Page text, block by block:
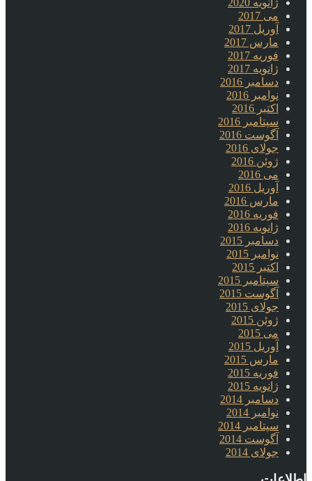
ژانویه 2020
می 2017
آوریل 2017
مارس 2017
فوریه 2017
ژانویه 2017
دسامبر 2016
نوامبر 2016
اکتبر 2016
سپتامبر 2016
آگوست 2016
جولای 2016
ژوئن 2016
می 2016
آوریل 2016
مارس 2016
فوریه 2016
ژانویه 2016
دسامبر 2015
نوامبر 2015
اکتبر 2015
سپتامبر 2015
آگوست 2015
جولای 2015
ژوئن 2015
می 2015
آوریل 2015
مارس 2015
فوریه 2015
ژانویه 2015
دسامبر 2014
نوامبر 2014
سپتامبر 2014
آگوست 2014
جولای 2014